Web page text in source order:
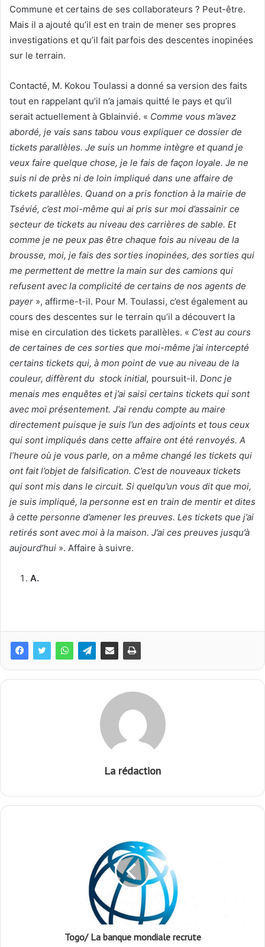
Commune et certains de ses collaborateurs ? Peut-être.
Mais il a ajouté qu’il est en train de mener ses propres
investigations et qu’il fait parfois des descentes inopinées
sur le terrain.
Contacté, M. Kokou Toulassi a donné sa version des faits
tout en rappelant qu’il n’a jamais quitté le pays et qu’il
serait actuellement à Gblainvié. « Comme vous m’avez
abordé, je vais sans tabou vous expliquer ce dossier de
tickets parallèles. Je suis un homme intègre et quand je
veux faire quelque chose, je le fais de façon loyale. Je ne
suis ni de près ni de loin impliqué dans une affaire de
tickets parallèles. Quand on a pris fonction à la mairie de
Tsévié, c’est moi-même qui ai pris sur moi d’assainir ce
secteur de tickets au niveau des carrières de sable. Et
comme je ne peux pas être chaque fois au niveau de la
brousse, moi, je fais des sorties inopinées, des sorties qui
me permettent de mettre la main sur des camions qui
refusent avec la complicité de certains de nos agents de
payer », affirme-t-il. Pour M. Toulassi, c’est également au
cours des descentes sur le terrain qu’il a découvert la
mise en circulation des tickets parallèles. « C’est au cours
de certaines de ces sorties que moi-même j’ai intercepté
certains tickets qui, à mon point de vue au niveau de la
couleur, diffèrent du stock initial, poursuit-il. Donc je
menais mes enquêtes et j’ai saisi certains tickets qui sont
avec moi présentement. J’ai rendu compte au maire
directement puisque je suis l’un des adjoints et tous ceux
qui sont impliqués dans cette affaire ont été renvoyés. A
l’heure où je vous parle, on a même changé les tickets qui
ont fait l’objet de falsification. C’est de nouveaux tickets
qui sont mis dans le circuit. Si quelqu’un vous dit que moi,
je suis impliqué, la personne est en train de mentir et dites
à cette personne d’amener les preuves. Les tickets que j’ai
retirés sont avec moi à la maison. J’ai ces preuves jusqu’à
aujourd’hui ». Affaire à suivre.
A.
La rédaction
Togo/ La banque mondiale recrute